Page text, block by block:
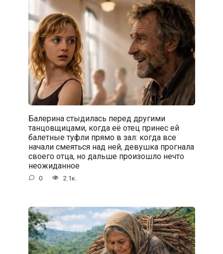
Балерина стыдилась перед другими
танцовщицами, когда её отец принес ей
балетные туфли прямо в зал: когда все
начали смеяться над ней, девушка прогнала
своего отца, но дальше произошло нечто
неожиданное
0 2.1к.